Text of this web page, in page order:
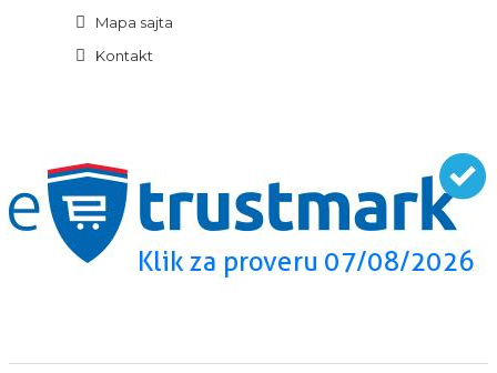
Mapa sajta
Kontakt